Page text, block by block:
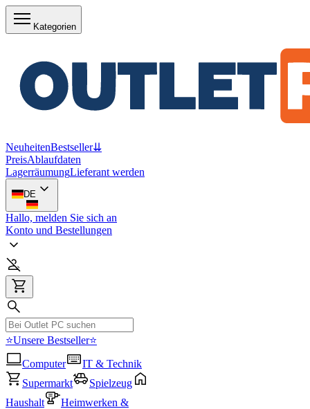
Kategorien
NeuheitenBestseller⇊
PreisAblaufdaten
LagerräumungLieferant werden
DE
Hallo, melden Sie sich an
Konto und Bestellungen
⭐Unsere Bestseller⭐
Computer
IT & Technik
Supermarkt
Spielzeug
Haushalt
Heimwerken &